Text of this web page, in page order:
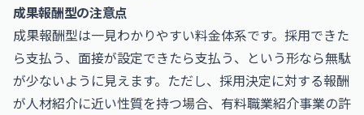
成果報酬型の注意点
成果報酬型は一見わかりやすい料金体系です。採用できた
ら支払う、面接が設定できたら支払う、という形なら無駄
が少ないように見えます。ただし、採用決定に対する報酬
が人材紹介に近い性質を持つ場合、有料職業紹介事業の許